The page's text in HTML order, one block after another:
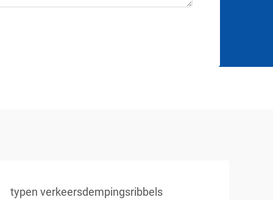
typen verkeersdempingsribbels